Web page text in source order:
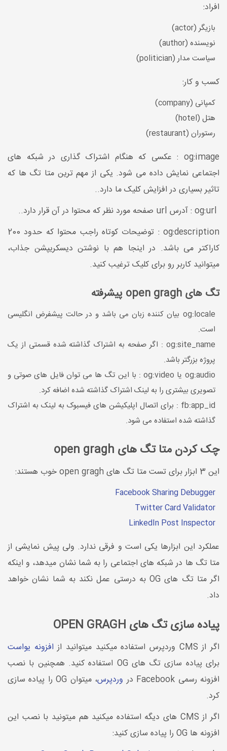
افراد:
بازیگر (actor)
نویسنده (author)
سیاست مدار (politician)
کسب و کار:
کمپانی (company)
هتل (hotel)
رستوران (restaurant)
og:image : عکسی که هنگام اشتراک گذاری در شبکه های
اجتماعی نمایش داده می شود. یکی از مهم ترین متا تگ ها که
تاثیر بسیاری در افزایش کلیک ما دارد..
og:description : توضیحات کوتاه راجب محتوا که حدود 200
کاراکتر می باشد. در اینجا هم با نوشتن دیسکریپشن جذاب،
میتوانید کاربر رو برای کلیک ترغیب کنید.
تگ های open gragh پیشرفته
og:locale بیان کننده زبان می باشد و در حالت پیشفرض انگلیسی
است.
og:site_name : اگر صفحه به اشتراک گذاشته شده قسمتی از یک
پروژه بزرگتر باشد.
og:audio یا og:video : با این تگ ها می توان فایل های صوتی و
تصویری بیشتری را به لینک اشتراک گذاشته شده اضافه کرد.
fb:app_id : برای اتصال اپلیکیشن های فیسبوک به لینک به اشتراک
گذاشته شده استفاده می شود.
چک کردن متا تگ های open gragh
این 3 ابزار برای تست متا تگ های open gragh خوب هستند:
Facebook Sharing Debugger
Twitter Card Validator
LinkedIn Post Inspector
عملکرد این ابزارها یکی است و فرقی ندارد. ولی پیش نمایشی از
متا تگ ها در شبکه های اجتماعی را به شما نشان میدهد، و اینکه
اگر متا تگ های OG به درستی عمل نکند به شما نشان خواهد
داد.
پیاده سازی تگ های OPEN GRAGH
اگر از CMS وردپرس استفاده میکنید میتوانید از
افزونه یواست
برای پیاده سازی تگ های OG استفاده کنید. همچنین با نصب
افزونه رسمی Facebook در
وردپرس
، میتوان OG را پیاده سازی
کرد.
اگر از CMS های دیگه استفاده میکنید هم میتونید با نصب این
افزونه ها OG را پیاده سازی کنید: